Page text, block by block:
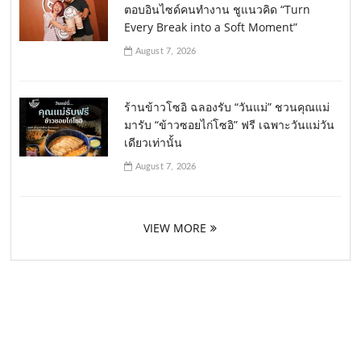
ตอบอินไซด์คนทำงาน ชูแนวคิด “Turn
Every Break into a Soft Moment”
August 7, 2026
ร้านข้าวโซอิ ฉลองรับ “วันแม่” ชวนคุณแม่
มารับ “ข้าวซอยไก่โซอิ” ฟรี เฉพาะวันแม่วัน
เดียวเท่านั้น
August 7, 2026
VIEW MORE